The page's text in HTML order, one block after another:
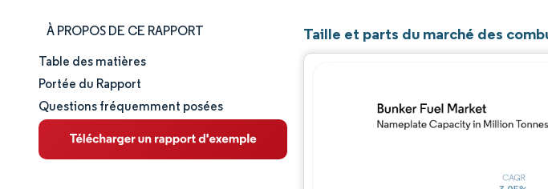
À PROPOS DE CE RAPPORT
Taille et part de marché
Analyse du marché
Tendances et perspectives
Table des matières
Portée du Rapport
Questions fréquemment posées
Taille et parts du marché des